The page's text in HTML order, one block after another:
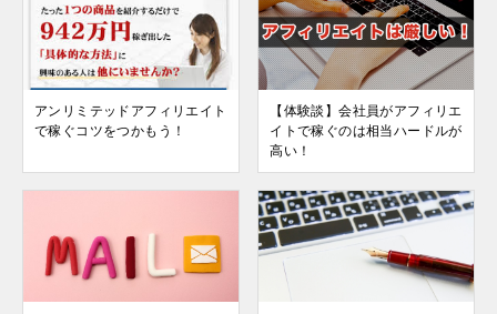
アンリミテッドアフィリエイト
で稼ぐコツをつかもう！
【体験談】会社員がアフィリエ
イトで稼ぐのは相当ハードルが
高い！